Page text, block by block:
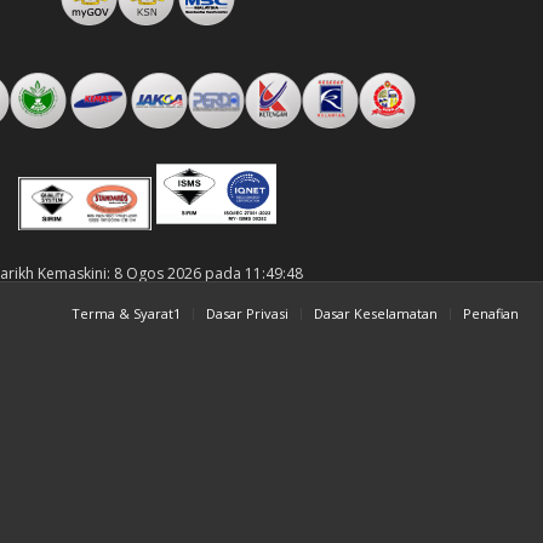
Kemaskini: 8 Ogos 2026 pada 11:49:48
Terma & Syarat1 Dasar Privasi Dasar Keselamatan Penafian